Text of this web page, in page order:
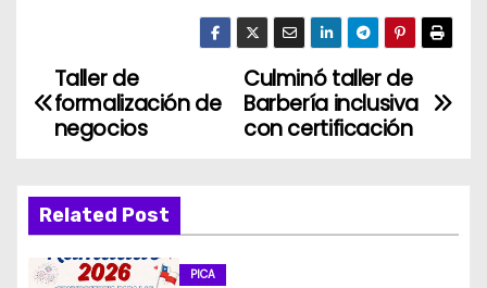
N
e
g
Culminó taller de
Barbería inclusiva
con certificación
Taller de
formalización de
negocios
Related Post
PICA